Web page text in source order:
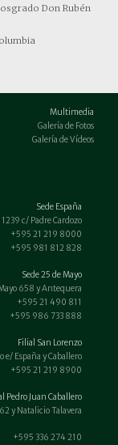
Don Rubén
Multimedia
Galería de Fotos
Galería de Vídeos
Sede España
c/ Padre Cardozo
+595 21 219 8000
+595 981 812 828
Sede 25 de Mayo
658 y Antequera
+595 21 490 811
+595 986 733 888
Filial San Lorenzo
e/ España y Caballero
+595 21 219 8900
Pedro Juan Caballero
y Natalicio Talavera
+595 336 274 210